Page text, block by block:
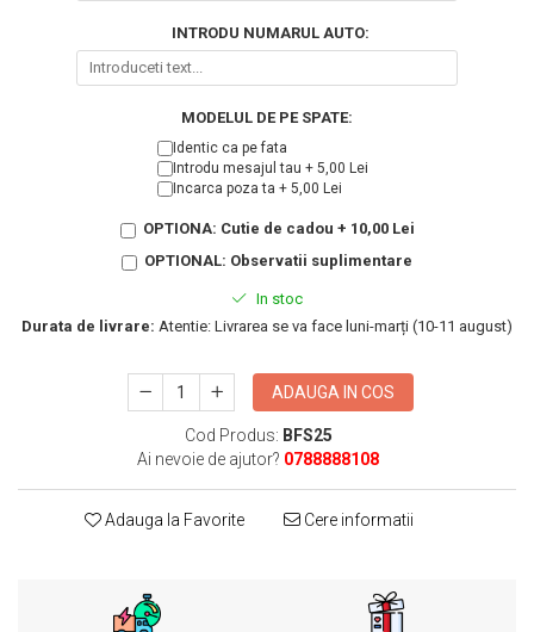
Pentru mama
Brelocuri cu mesaje amuzante
Cadouri pentru parinti de Craciun
Dupa varsta
60 ani
INTRODU NUMARUL AUTO:
MODELUL DE PE SPATE:
Identic ca pe fata
Introdu mesajul tau + 5,00 Lei
Incarca poza ta + 5,00 Lei
OPTIONA: Cutie de cadou + 10,00 Lei
OPTIONAL: Observatii suplimentare
In stoc
Durata de livrare: Atentie: Livrarea se va face luni-marți (10-11 august)
ADAUGA IN COS
Cod Produs: BFS25
Ai nevoie de ajutor? 0788888108
Adauga la Favorite Cere informatii